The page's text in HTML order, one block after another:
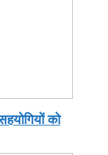
को